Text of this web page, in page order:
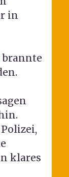
in
brannte
klares